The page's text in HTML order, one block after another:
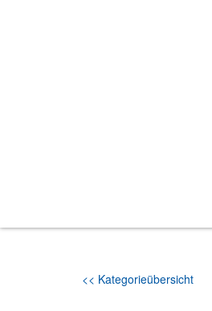
<< Kategorieübersicht